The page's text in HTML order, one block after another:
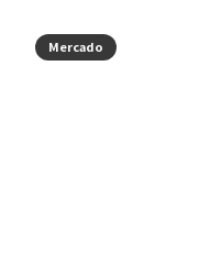
Mercado